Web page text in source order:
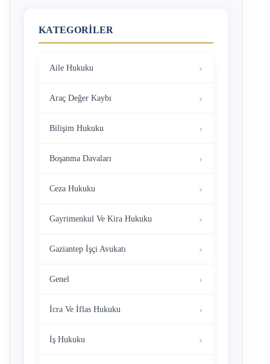
KATEGORILER
Aile Hukuku
Araç Değer Kaybı
Bilişim Hukuku
Boşanma Davaları
Ceza Hukuku
Gayrimenkul Ve Kira Hukuku
Gaziantep İşçi Avukatı
Genel
İcra Ve İflas Hukuku
İş Hukuku